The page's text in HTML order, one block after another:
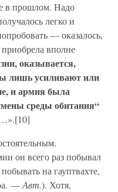
в прошлом. Надо
легко и
— оказалось,
вполне
оказывается,
лишь усиливают или
и армия была
среды обитания“
…».[10]
он всего раз побывал
на гауптвахте,
—Авт.). Хотя,